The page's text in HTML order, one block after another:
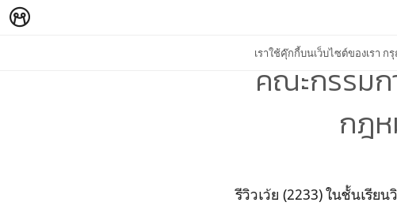
เราใช้คุ๊กกี้บนเว็บไซต์ของเรา
คณะกรรมก
กฎห
รีวิวเว้ย (2233) ในชั้นเรีย